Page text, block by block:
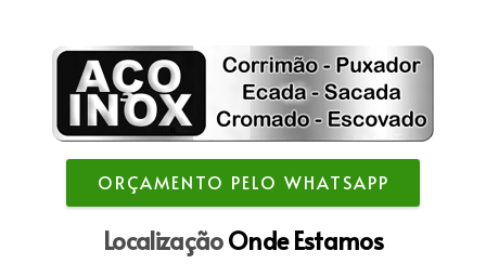
ORÇAMENTO PELO WHATSAPP
LocalizaçãoOnde Estamos